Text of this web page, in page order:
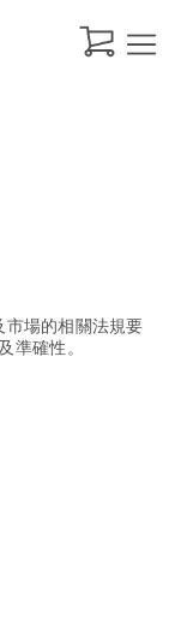
場的相關法規要
準確性。